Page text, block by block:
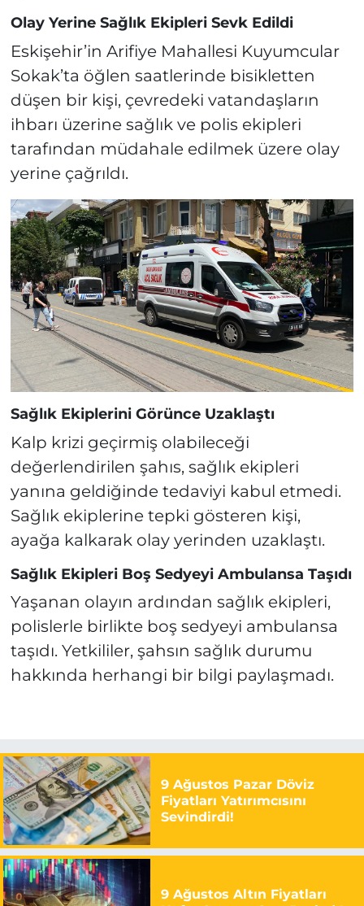
Olay Yerine Sağlık Ekipleri Sevk Edildi
Eskişehir’in Arifiye Mahallesi Kuyumcular
Sokak’ta öğlen saatlerinde bisikletten
düşen bir kişi, çevredeki vatandaşların
ihbarı üzerine sağlık ve polis ekipleri
tarafından müdahale edilmek üzere olay
yerine çağrıldı.
Sağlık Ekiplerini Görünce Uzaklaştı
Kalp krizi geçirmiş olabileceği
değerlendirilen şahıs, sağlık ekipleri
yanına geldiğinde tedaviyi kabul etmedi.
Sağlık ekiplerine tepki gösteren kişi,
ayağa kalkarak olay yerinden uzaklaştı.
Sağlık Ekipleri Boş Sedyeyi Ambulansa Taşıdı
Yaşanan olayın ardından sağlık ekipleri,
polislerle birlikte boş sedyeyi ambulansa
taşıdı. Yetkililer, şahsın sağlık durumu
hakkında herhangi bir bilgi paylaşmadı.
9 Ağustos Pazar Döviz
Fiyatları Yatırımcısını
Sevindirdi!
9 Ağustos Altın Fiyatları